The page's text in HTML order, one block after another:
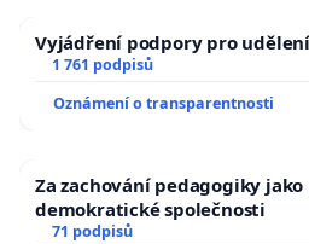
Vyjádření podpory pro
1 761 podpisů
Oznámení o transparentnosti
Za zachování pedagogiky
demokratické společnosti
71 podpisů